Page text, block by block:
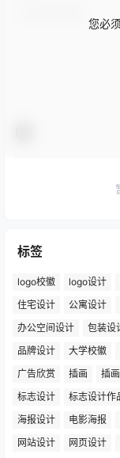
您必
标签
logo校徽 logo设计
住宅设计
公寓设计
办公空间设计
包装设
品牌设计
大学校徽
广告欣赏
插画 插
标志设计
标志设计作
海报设计
电影海报
网站设计
网页设计